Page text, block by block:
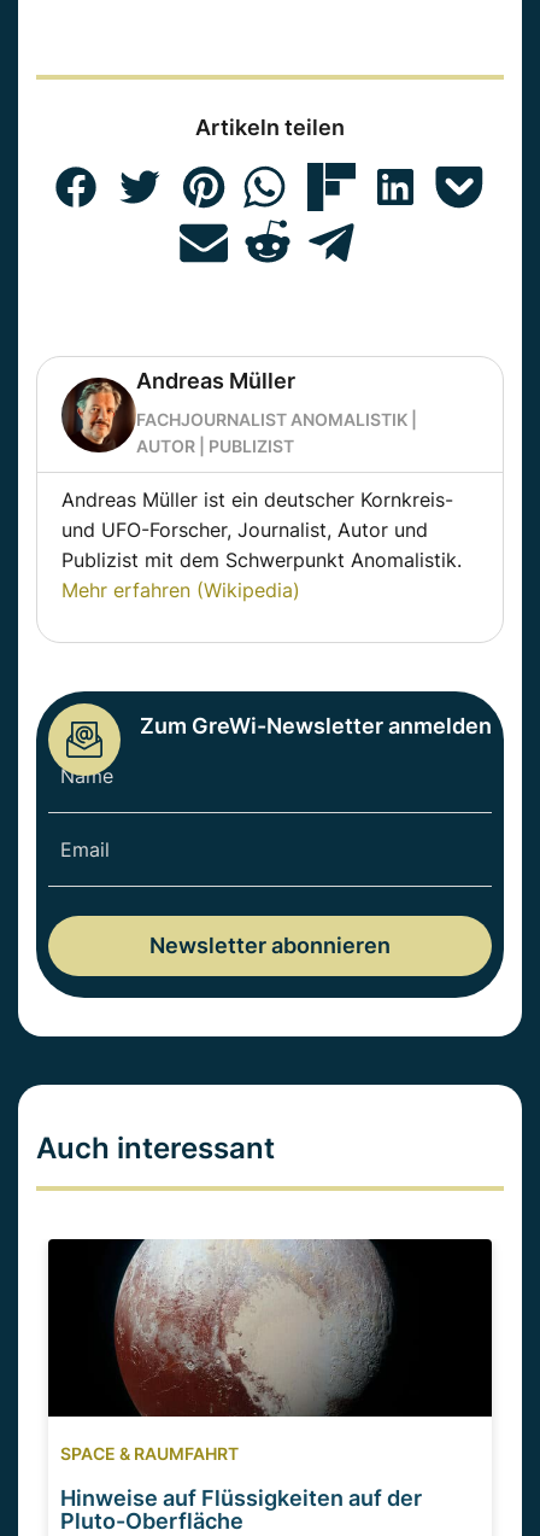
Artikeln teilen
Andreas Müller
FACHJOURNALIST ANOMALISTIK |
AUTOR | PUBLIZIST
Andreas Müller ist ein deutscher Kornkreis-
und UFO-Forscher, Journalist, Autor und
Publizist mit dem Schwerpunkt Anomalistik.
Mehr erfahren (Wikipedia)
Zum GreWi-Newsletter anmelden
Auch interessant
SPACE & RAUMFAHRT
Hinweise auf Flüssigkeiten auf der
Pluto-Oberfläche